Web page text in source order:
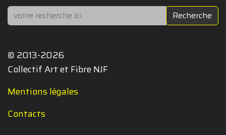
Rechercher Recherche
© 2013-2026
Collectif Art et Fibre NJF
Mentions légales
Contacts